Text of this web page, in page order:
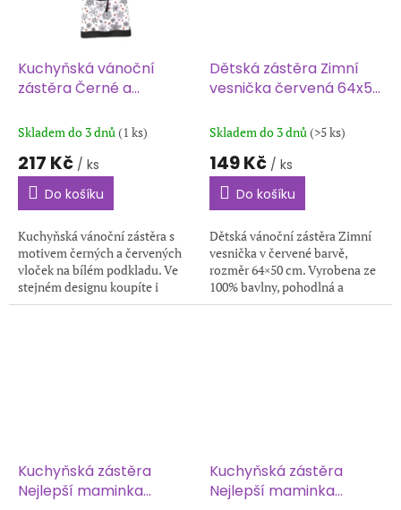
Kuchyňská vánoční
zástěra Černé a
70x90 cm
Skladem do 3 dnů(1 ks)
217 Kč / ks
Do košíku
Kuchyňská vánoční zástěra s
motivem černých a červených
vloček na bílém podkladu. Ve
stejném designu koupíte i
chňapku, utěrky a povlak na
Dětská zástěra Zimní
vesnička červená 64x50
Skladem do 3 dnů(>5 ks)
149 Kč / ks
Do košíku
Dětská vánoční zástěra Zimní
vesnička v červené barvě,
rozměr 64×50 cm. Vyrobena ze
100% bavlny, pohodlná a
snadno udržovatelná. Ideální
Kuchyňská zástěra
Nejlepší maminka
Kuchyňská zástěra
Nejlepší maminka